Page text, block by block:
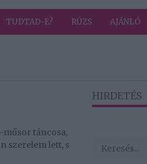
TUDTAD-E? RÚZS AJÁNLÓ
műsor táncosa,
szerelem lett, s
HIRDETÉS